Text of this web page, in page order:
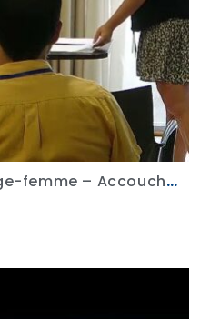
Mme Elisa Tartre, sage-femme – Accouchement et épreuve sportive